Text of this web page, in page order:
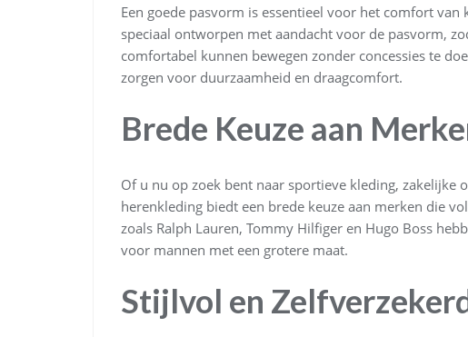
Een goede pasvorm is essentieel voor het comfort
speciaal ontworpen met aandacht voor de pasvorm,
comfortabel kunnen bewegen zonder concessies te
zorgen voor duurzaamheid en draagcomfort.
Brede Keuze aan
Of u nu op zoek bent naar sportieve kleding,
herenkleding biedt een brede keuze aan merken die
zoals Ralph Lauren, Tommy Hilfiger en Hugo Boss
voor mannen met een grotere maat.
Stijlvol en